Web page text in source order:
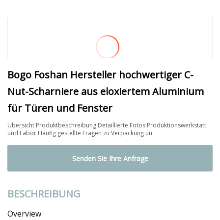
Bogo Foshan Hersteller hochwertiger C-
Nut-Scharniere aus eloxiertem Aluminium
für Türen und Fenster
Übersicht Produktbeschreibung Detaillierte Fotos Produktionswerkstatt
und Labor Häufig gestellte Fragen zu Verpackung un
Senden Sie Ihre Anfrage
BESCHREIBUNG
Overview